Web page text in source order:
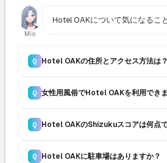
Mio
Hotel OAKについて気になるこ
Q Hotel OAKの住所とアクセス方法は？
Q 女性用風俗でHotel OAKを利用でき
Q Hotel OAKのShizukuスコアは何点
Q Hotel OAKに駐車場はありますか？